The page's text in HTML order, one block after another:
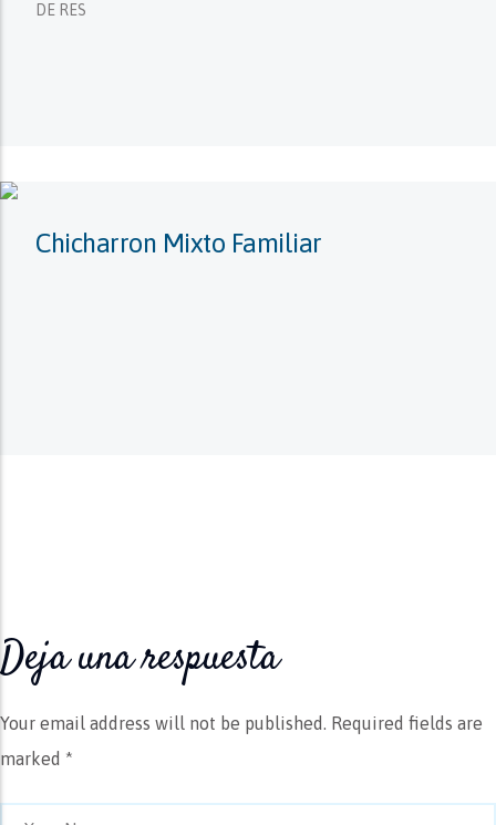
DE RES
Chicharron Mixto Familiar
Deja una respuesta
Your email address will not be published. Required fields are
marked *